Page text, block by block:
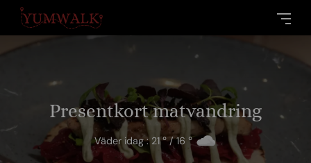
Presentkort matvandring
Väder idag :21 ° /16 °